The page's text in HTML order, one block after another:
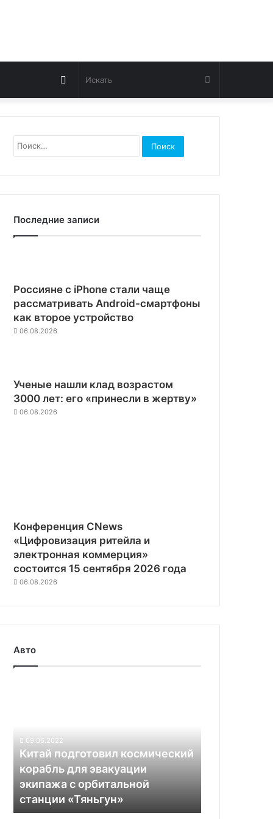
Искать
Switch
skin
Найти:
Последние записи
Россияне с iPhone стали чаще
рассматривать Android-смартфоны
как второе устройство
06.08.2026
Ученые нашли клад возрастом
3000 лет: его «принесли в жертву»
06.08.2026
Конференция CNews
«Цифровизация ритейла и
электронная коммерция»
состоится 15 сентября 2026 года
06.08.2026
Авто
эвакуации
орбитальной
станции
«Тяньгун»
09.06.2022
Китай подготовил космический
корабль для эвакуации
экипажа с орбитальной
станции «Тяньгун»